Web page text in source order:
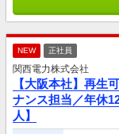
NEW 正社員
関西電力株式会社
【大阪本社】再生
ナンス担当／年休
人】